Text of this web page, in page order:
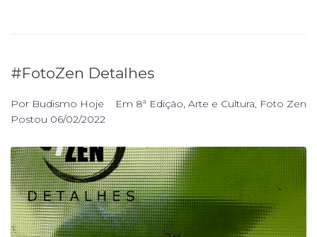
#FotoZen Detalhes
Por Budismo Hoje Em 8ª Edição, Arte e Cultura, Foto Zen
Postou 06/02/2022